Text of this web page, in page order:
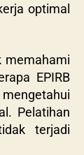
optimal
memahami
EPIRB
Pelatihan
terjadi